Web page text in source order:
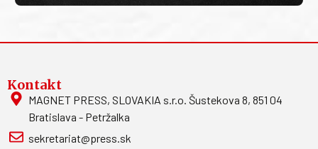
Kontakt
MAGNET PRESS, SLOVAKIA s.r.o. Šustekova 8, 851 04
Bratislava - Petržalka
sekretariat@press.sk